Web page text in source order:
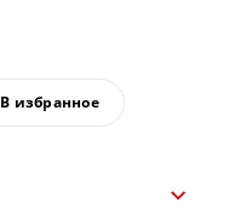
В избранное